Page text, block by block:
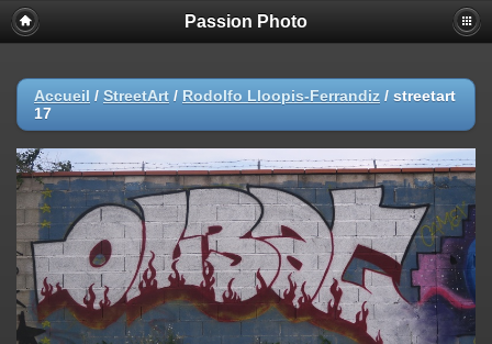
Passion Photo
Accueil / StreetArt / Rodolfo Lloopis-Ferrandiz / streetart
17